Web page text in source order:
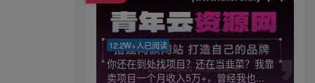
12.2W+人已阅读
你还在到处找项目？还在当韭菜？我靠
卖项目一个月收入5万+，曾经我也...